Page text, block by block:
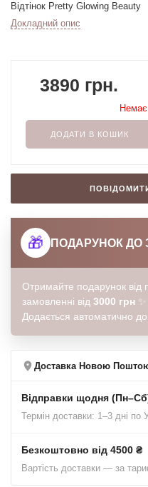
Відтінок Pretty Glowing Beauty
22g (повнорозмірна)
Докладний опис
3890 грн.
ДОДАТИ В КОШИК
🎁 ПОДАРУНОК ДО
Отримайте подарунок від
замовленні від 3000 грн ✨
Додається автоматично
Доставка Новою Поштою
Відправки щодня
Термін доставки: 1–3 дні по
Безкоштовно від 4500 ₴
Вартість доставки — за